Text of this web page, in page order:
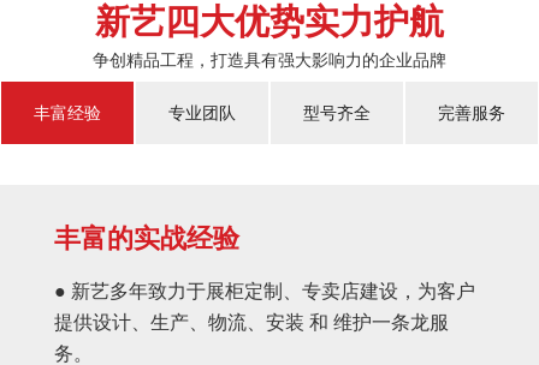
新艺四大优势实力护航
争创精品工程，打造具有强大影响力的企业品牌
丰富经验 专业团队 型号齐全 完善服务
丰富的实战经验
● 新艺多年致力于展柜定制、专卖店建设，为客户
提供设计、生产、物流、安装 和 维护一条龙服
务。